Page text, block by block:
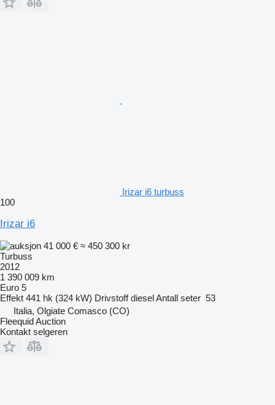
Irizar i6 turbuss
100
Irizar i6
41 000 € ≈ 450 300 kr
Turbuss
2012
1 390 009 km
Euro 5
Effekt 441 hk (324 kW) Drivstoff dieselAntall seter 53
Italia, Olgiate Comasco (CO)
Fleequid Auction
Kontakt selgeren